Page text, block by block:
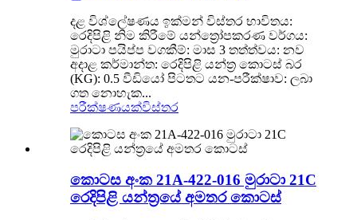
දළ විශ්ලේෂණය ඉක්මන් විස්තර භාවිතය:
රෙදිපිළි නිම කිරීමේ යන්ත්‍රෝපකරණ වර්ගය:
මුරාටා පයිප්ප වගකීම්: මාස 3 තත්ත්වය: නව
අදාළ කර්මාන්ත: රෙදිපිළි යන්ත්‍ර කොටස් බර
(KG): 0.5 වීඩියෝ පිටතට යන-පරීක්ෂාව: ලබා
ගත නොහැක...
පරීක්ෂණයක්විස්තර
කොටස අංක 21A-422-016 මුරාටා 21C
රෙදිපිළි යන්ත්‍රයේ අමතර කොටස්